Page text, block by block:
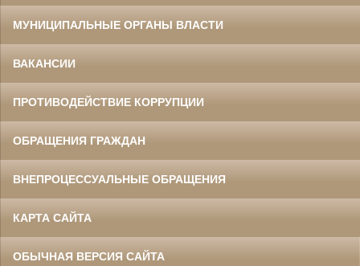
МУНИЦИПАЛЬНЫЕ ОРГАНЫ ВЛАСТИ
ВАКАНСИИ
ПРОТИВОДЕЙСТВИЕ КОРРУПЦИИ
ОБРАЩЕНИЯ ГРАЖДАН
ВНЕПРОЦЕССУАЛЬНЫЕ ОБРАЩЕНИЯ
КАРТА САЙТА
ОБЫЧНАЯ ВЕРСИЯ САЙТА